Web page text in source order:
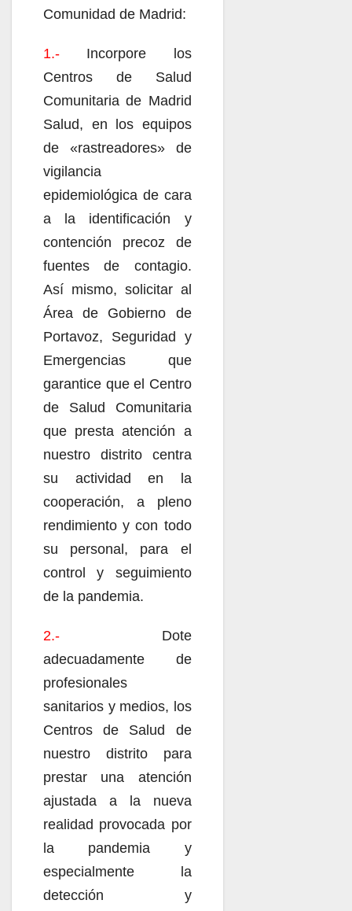
Comunidad de Madrid:
1.- Incorpore los
Centros de Salud
Comunitaria de Madrid
Salud, en los equipos
de «rastreadores» de
vigilancia
epidemiológica de cara
a la identificación y
contención precoz de
fuentes de contagio.
Así mismo, solicitar al
Área de Gobierno de
Portavoz, Seguridad y
Emergencias que
garantice que el Centro
de Salud Comunitaria
que presta atención a
nuestro distrito centra
su actividad en la
cooperación, a pleno
rendimiento y con todo
su personal, para el
control y seguimiento
de la pandemia.
2.- Dote
adecuadamente de
profesionales
sanitarios y medios, los
Centros de Salud de
nuestro distrito para
prestar una atención
ajustada a la nueva
realidad provocada por
la pandemia y
especialmente la
detección y